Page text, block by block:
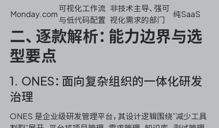
Monday.com
可视化工作流
与低代码配置
非技术主导、强可
视化需求的部门
纯SaaS
二、逐款解析：能力边界与选
型要点
1. ONES：面向复杂组织的一体化研发
治理
ONES 是企业级研发管理平台，其设计逻辑围绕”减少工具